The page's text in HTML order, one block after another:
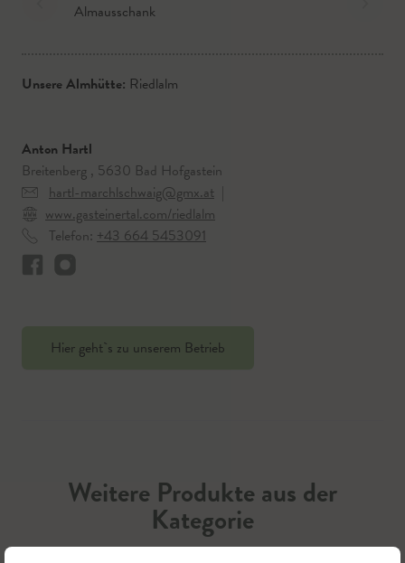
Almausschank
Unsere Almhütte: Riedlalm
Anton Hartl
Breitenberg , 5630 Bad Hofgastein
hartl-marchlschwaig@gmx.at |
www.gasteinertal.com/riedlalm
Telefon: +43 664 5453091
Hier geht`s zu unserem Betrieb
Weitere Produkte aus der
Kategorie